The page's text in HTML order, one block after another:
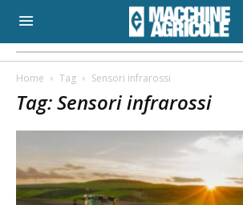
Home Tag Sensori infrarossi
Tag: Sensori infrarossi